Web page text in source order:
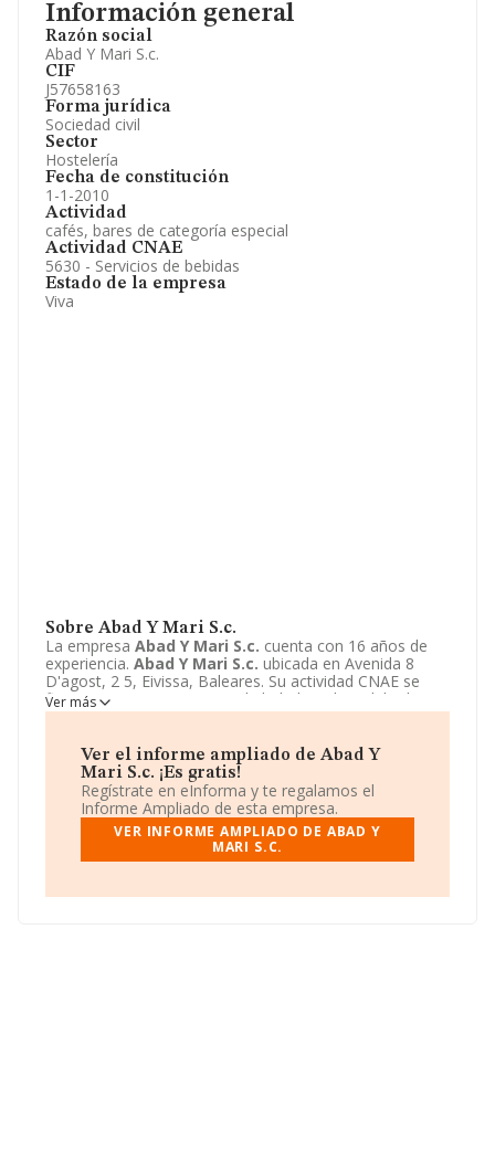
Información general
Razón social
Abad Y Mari S.c.
CIF
J57658163
Forma jurídica
Sociedad civil
Sector
Hostelería
Fecha de constitución
1-1-2010
Actividad
cafés, bares de categoría especial
Actividad CNAE
5630 - Servicios de bebidas
Estado de la empresa
Viva
Sobre Abad Y Mari S.c.
La empresa Abad Y Mari S.c. cuenta con 16 años de
experiencia. Abad Y Mari S.c. ubicada en Avenida 8
D'agost, 2 5, Eivissa, Baleares. Su actividad CNAE se
fine como 5630 - Servicios de bebidas. El modelo de
sociedad deAbad Y Mari S.c.es Sociedad civil.
Ver más
Ver el informe ampliado de Abad Y
Mari S.c. ¡Es gratis!
Regístrate en eInforma y te regalamos el
Informe Ampliado de esta empresa.
VER INFORME AMPLIADO DE ABAD Y
MARI S.C.